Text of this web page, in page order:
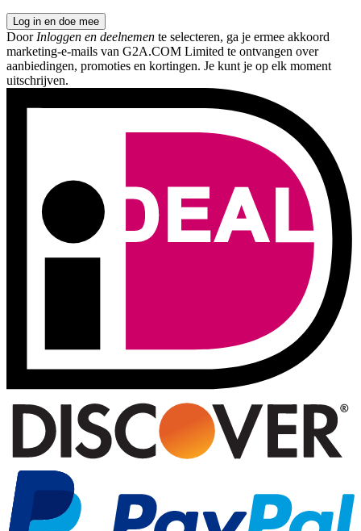
Log in en doe mee
Door Inloggen en deelnemen te selecteren, ga je ermee akkoord
marketing-e-mails van G2A.COM Limited te ontvangen over
aanbiedingen, promoties en kortingen. Je kunt je op elk moment
uitschrijven.